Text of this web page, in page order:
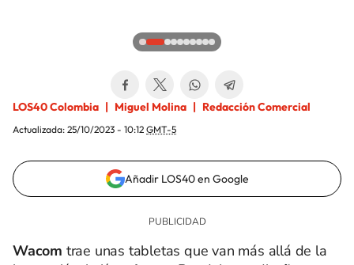
LOS40 Colombia Miguel Molina Redacción Comercial
Actualizada: 25/10/2023 - 10:12 GMT-5
Añadir LOS40 en Google
Wacom trae unas tabletas que van más allá de la